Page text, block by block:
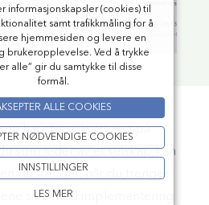
har spesialisert seg på
som leder av et selskap kan
du trenger, når du trenger
sine med implementering
informasjonskapsler (cookies) til
samt trafikkmåling for å
hjemmesiden og levere en
brukeropplevelse. Ved å trykke
alle” gir du samtykke til disse
formål.
ALLE COOKIES
NØDVENDIGE COOKIES
INNSTILLINGER
LES MER